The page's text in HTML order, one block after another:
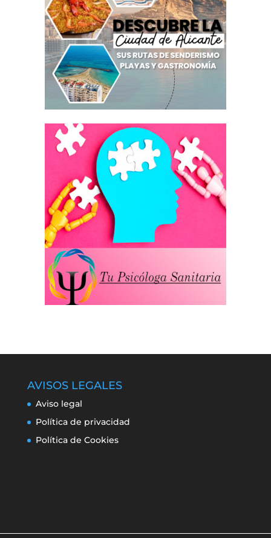
AVISOS LEGALES
Aviso legal
Política de privacidad
Política de Cookies